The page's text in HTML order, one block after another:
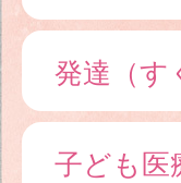
発達（す
子ども医